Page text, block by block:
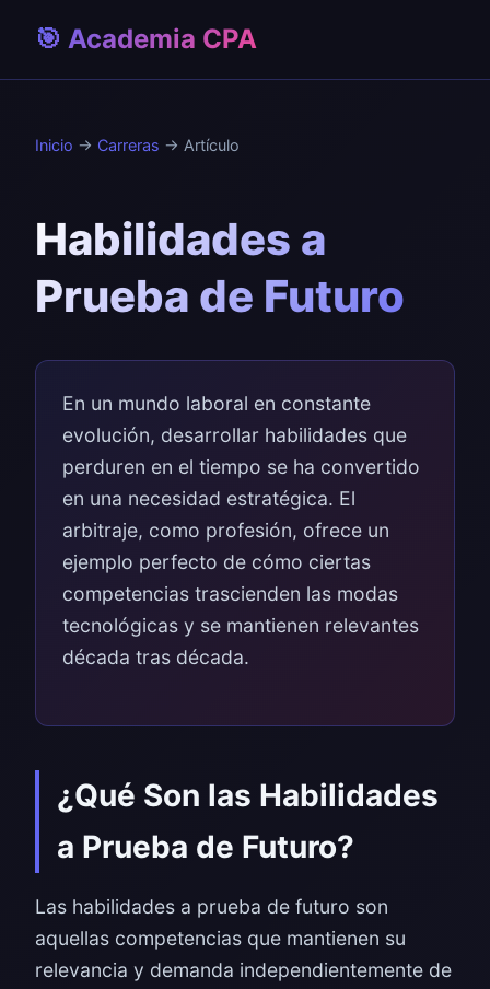
🎯 Academia CPA
Inicio → Carreras → Artículo
Habilidades a
Prueba de Futuro
En un mundo laboral en constante
evolución, desarrollar habilidades que
perduren en el tiempo se ha convertido
en una necesidad estratégica. El
arbitraje, como profesión, ofrece un
ejemplo perfecto de cómo ciertas
competencias trascienden las modas
tecnológicas y se mantienen relevantes
década tras década.
¿Qué Son las Habilidades
a Prueba de Futuro?
Las habilidades a prueba de futuro son
aquellas competencias que mantienen su
relevancia y demanda independientemente de